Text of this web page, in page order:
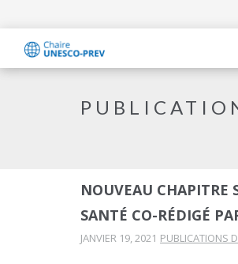
NOUVEAU CHAPITRE
SANTÉ CO-RÉDIGÉ
JANVIER 19, 2021 PUBLICATIONS